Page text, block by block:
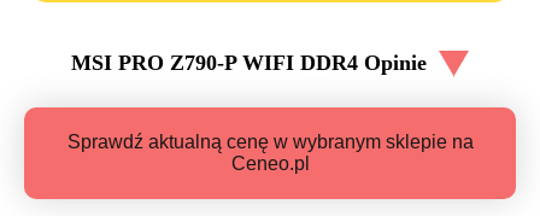
MSI PRO Z790-P WIFI DDR4 Opinie
Sprawdź aktualną cenę w wybranym sklepie na
Ceneo.pl